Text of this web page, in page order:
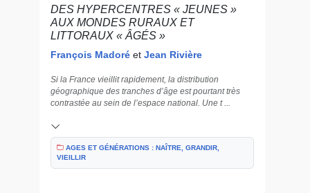
DES HYPERCENTRES « JEUNES »
AUX MONDES RURAUX ET
LITTORAUX « ÂGÉS »
François Madoré et Jean Rivière
Si la France vieillit rapidement, la distribution
géographique des tranches d’âge est pourtant très
contrastée au sein de l’espace national. Une t ...
AGES ET GÉNÉRATIONS : NAÎTRE, GRANDIR,
VIEILLIR